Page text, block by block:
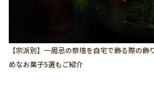
【宗派別】一周忌の祭壇を自宅で飾る際の
めなお菓子5選もご紹介